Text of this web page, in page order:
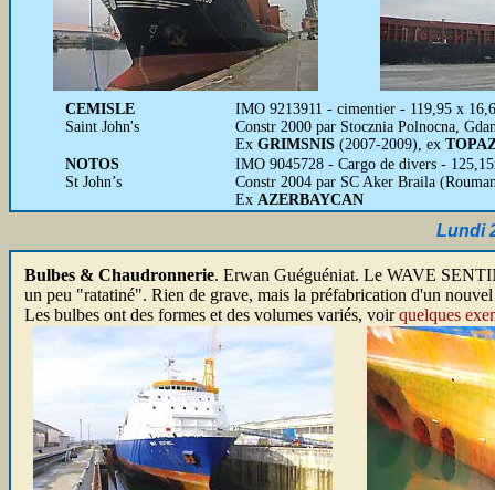
CEMISLE
Saint John's
IMO 9213911 - cimentier - 119,95 x
Constr 2000 par Stocznia Polnocna,
Ex GRIMSNIS (2007-2009), ex
NOTOS
St John’s
IMO 9045728 - Cargo de divers -
Constr 2004 par SC Aker Braila
Ex AZERBAYCAN
Lundi
Bulbes & Chaudronnerie. Erwan Guéguéniat. Le WAVE
un peu "ratatiné". Rien de grave, mais la préfabrication d'un
Les bulbes ont des formes et des volumes variés, voirquelques